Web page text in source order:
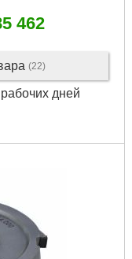
462
(22)
дней